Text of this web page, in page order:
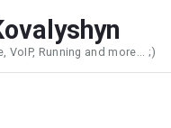
VoIP, Running and more... ;)